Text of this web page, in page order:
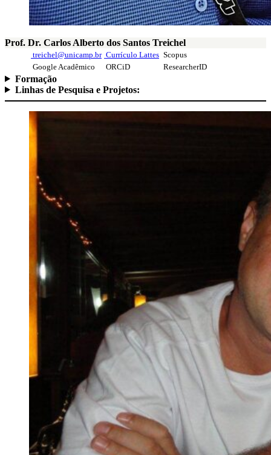
Prof. Dr. Carlos Alberto dos Santos Treichel
treichel@unicamp.br Currículo Lattes Scopus
Google Acadêmico
ORCiD ResearcherID
Formação
Linhas de Pesquisa e Projetos: